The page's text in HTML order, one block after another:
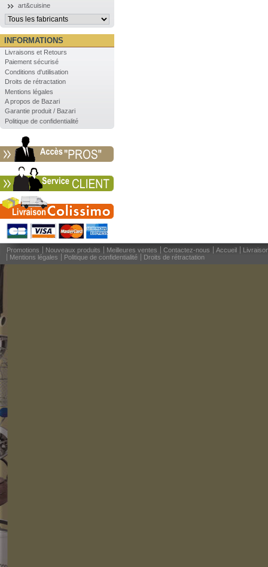
art&cuisine
INFORMATIONS
Livraisons et Retours
Paiement sécurisé
Conditions d'utilisation
Droits de rétractation
Mentions légales
A propos de Bazari
Garantie produit / Bazari
Politique de confidentialité
Promotions Nouveaux produits Meilleures ventes Contactez-nous Accueil
Mentions légales
Politique de confidentialité Droits de rétractation